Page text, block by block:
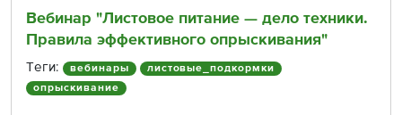
Вебинар "Листовое питание — дело техники.
Правила эффективного опрыскивания"
Теги: вебинары
листовые_подкормки
опрыскивание